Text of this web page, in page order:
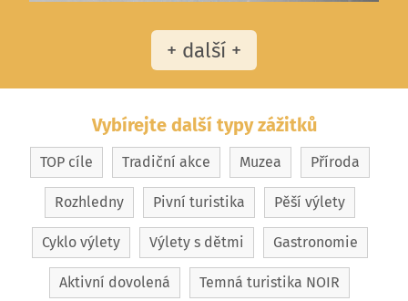
+ další +
Vybírejte další typy zážitků
TOP cíle Tradiční akce Muzea Příroda
Rozhledny Pivní turistika Pěší výlety
Cyklo výlety Výlety s dětmi Gastronomie
Aktivní dovolená Temná turistika NOIR